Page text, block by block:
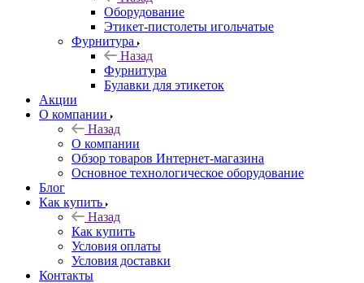
Оборудование
Этикет-пистолеты игольчатые
Фурнитура
Назад
Фурнитура
Булавки для этикеток
Акции
О компании
Назад
О компании
Обзор товаров Интернет-магазина
Основное технологическое оборудование
Блог
Как купить
Назад
Как купить
Условия оплаты
Условия доставки
Контакты